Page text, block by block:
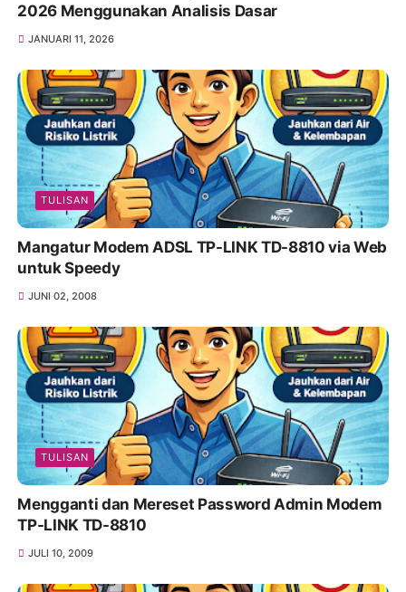
2026 Menggunakan Analisis Dasar
JANUARI 11, 2026
TULISAN
Mangatur Modem ADSL TP-LINK TD-8810 via Web
untuk Speedy
JUNI 02, 2008
TULISAN
Mengganti dan Mereset Password Admin Modem
TP-LINK TD-8810
JULI 10, 2009